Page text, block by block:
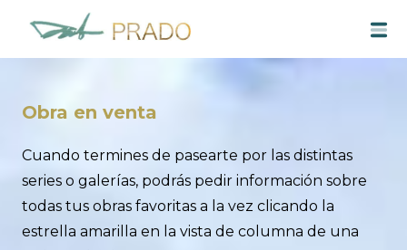
contenido
Obra en venta
Cuando termines de pasearte por las distintas
series o galerías, podrás pedir información sobre
todas tus obras favoritas a la vez clicando la
estrella amarilla en la vista de columna de una